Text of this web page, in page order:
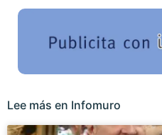
Lee más en Infomuro